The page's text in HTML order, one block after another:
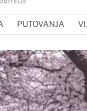
PUTOVANJA